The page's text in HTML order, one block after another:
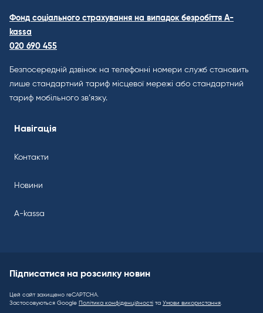
Фонд соціального страхування на випадок безробіття A-
kassa
020 690 455
Безпосередній дзвінок на телефонні номери служб становить
лише стандартний тариф місцевої мережі або стандартний
тариф мобільного зв’язку.
Навігація
Контакти
Новини
A-kassa
Підписатися на розсилку новин
Цей сайт захищено reCAPTCHA.
Застосовуються Google Політика конфіденційності та Умови використання.